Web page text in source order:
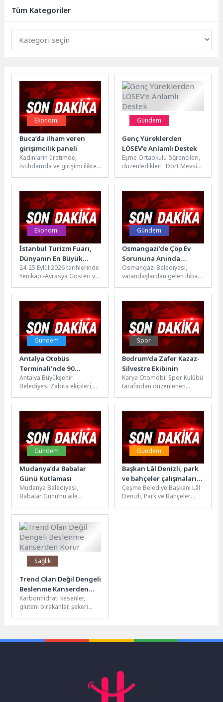
kapsamında şehre...
Tüm Kategoriler
Ekonomi
Buca’da ilham veren
girişimcilik paneli
Kadınların üretimde,
istihdamda ve girişimcilikte
güçlendirmeye yönelik
çalışmalarını sürdüren Buca
Belediyesi, farklı
sektörlerden...
Gündem
Genç Yüreklerden
LÖSEV’e Anlamlı Destek
Eşme Ortaokulu öğrencileri,
düzenledikleri "Dört Mevsim
buluşturdu. Geceden elde
edilen...
Ekonomi
İstanbul Turizm Fuarı,
Dünyanın En Büyük
Şirketlerinin Satın Alma
Yöneticilerini
Ağırlayacak
24-25 Eylül 2026 tarihlerinde
Yenikapı-Avrasya Gösteri ve
düzenlenecek İstanbul
Turizm Fuarı (ITF), bu...
Gündem
Osmangazi’de Çöp Ev
Sorununa Anında
Müdahale
Osmangazi Belediyesi,
vatandaşlardan gelen ihbar
tonlarca çöpün biriktiği evi
temizledi. Yapılan çalışma...
Gündem
Antalya Otobüs
Terminali’nde 90
kilogram kerevit
yakalandı
Antalya Büyükşehir
Belediyesi Zabıta ekipleri,
gıda taşımacılığına yönelik
denetimlerine devam
ediyor....
Spor
Bodrum’da Zafer Kazaz-
Silvestre Ekibinin
Karya Otomobil Spor Kulübü
tarafından düzenlenen
Türkiye Ralli Şampiyonası’nın
ikinci ayağı...
Gündem
Mudanya’da Babalar
Günü Kutlaması
Mudanya Belediyesi,
Babalar Günü’nü aile
paylaşım ve birlik
duygusunu öne çıkaran
renkli etkinliklerle...
Gündem
Başkan Lâl Denizli, park
ve bahçeler çalışmalarını
yerinde inceledi
Çeşme Belediye Başkanı Lâl
Denizli, Park ve Bahçeler
Sağlık
Trend Olan Değil Dengeli
Beslenme Kanserden
Korur
Karbonhidratı kesenler,
gluteni bırakanlar, şekeri